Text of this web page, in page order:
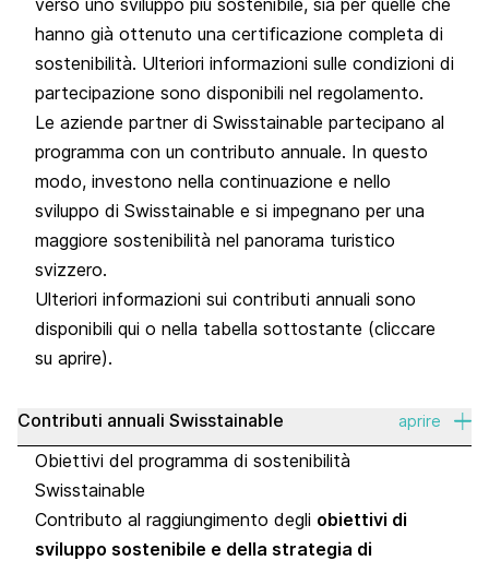
hanno già ottenuto una certificazione completa di
sostenibilità. Ulteriori informazioni sulle condizioni di
partecipazione sono disponibili nel regolamento.
Le aziende partner di Swisstainable partecipano al
programma con un contributo annuale. In questo
modo, investono nella continuazione e nello
sviluppo di Swisstainable e si impegnano per una
maggiore sostenibilità nel panorama turistico
svizzero.
Ulteriori informazioni sui contributi annuali sono
disponibili qui o nella tabella sottostante (cliccare
su aprire).
Contributi annuali Swisstainable aprire
Obiettivi del programma di sostenibilità
Swisstainable
Contributo al raggiungimento degli obiettivi di
sviluppo sostenibile e della strategia di